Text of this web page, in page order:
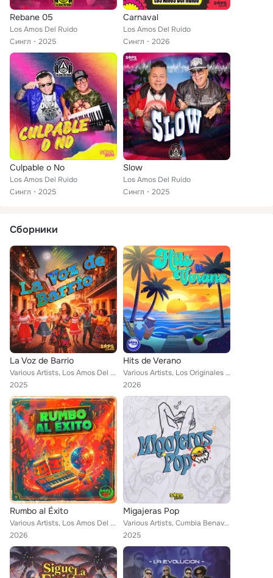
Rebane 05
Los Amos Del Ruido
Сингл
2025
Carnaval
Los Amos Del Ruido
Сингл
2026
Culpable o No
Los Amos Del Ruido
Сингл
2025
Slow
Los Amos Del Ruido
Сингл
2025
Сборники
La Voz de Barrio
Various Artists, Los Amos Del Ruido, Los Súper Caracoles, La Llave de Tu Corazón, Los Zemvers, Master Kumbia, El Super Show De L...
2025
Hits de Verano
Various Artists, Los Originales Pappys de Cancun, Cumbia Benavides, Los Amos Del Ruido, Los Súper Caracoles, Master Kumbia, Los ...
2026
Rumbo al Éxito
Various Artists, Los Amos Del Ruido, Nativo De Fito Martínez, Ritmo Santacruz, Los Zemvers, Lila y las Angelitas de la Kumbia, M...
2026
Migajeras Pop
Various Artists, Cumbia Benavides, Los Amos Del Ruido, Luis Espejel, Omar Trampe, Los Gabis, Danny Guillén, Jadeh
2025